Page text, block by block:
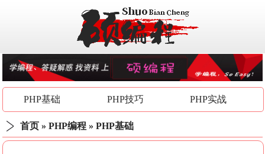
PHP基础 PHP技巧 PHP实战
首页 »PHP编程 »PHP基础